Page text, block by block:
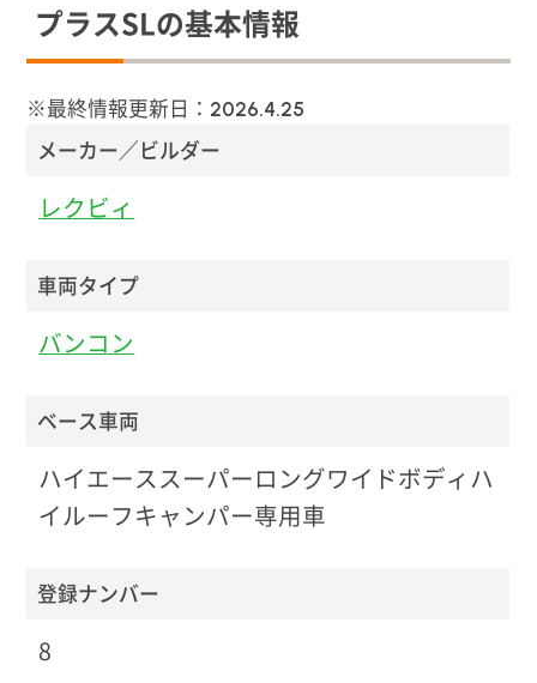
プラスSLの基本情報
※最終情報更新日： 2026.4.25
メーカー／ビルダー
レクビィ
車両タイプ
バンコン
ベース車両
ハイエーススーパーロングワイドボディハ
イルーフキャンパー専用車
登録ナンバー
8